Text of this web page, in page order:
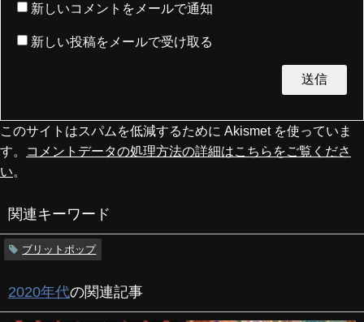
新しいコメントをメールで通知
新しい投稿をメールで受け取る
このサイトはスパムを低減するために Akismet を使っていま
す。
コメントデータの処理方法の詳細はこちらをご覧くださ
い
関連キーワード
ブリットポップ
2020年代の関連記事